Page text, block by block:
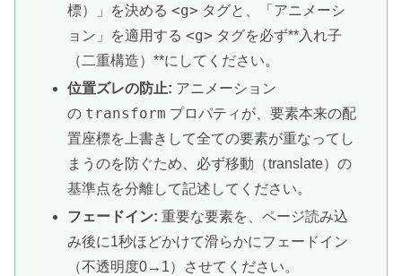
標）」を決める <g> タグと、「アニメーシ
ョン」を適用する <g> タグを必ず**入れ子
（二重構造）**にしてください。
位置ズレの防止: アニメーション
の transform プロパティが、要素本来の配
置座標を上書きして全ての要素が重なってし
まうのを防ぐため、必ず移動（translate）の
基準点を分離して記述してください。
フェードイン: 重要な要素を、ページ読み込
み後に1秒ほどかけて滑らかにフェードイン
（不透明度0→1）させてください。